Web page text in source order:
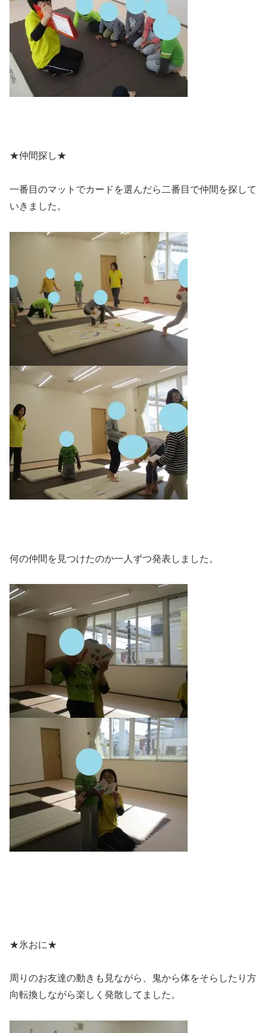
★仲間探し★
一番目のマットでカードを選んだら二番目で仲間を探して
いきました。
何の仲間を見つけたのか一人ずつ発表しました。
★氷おに★
周りのお友達の動きも見ながら、鬼から体をそらしたり方
向転換しながら楽しく発散してました。